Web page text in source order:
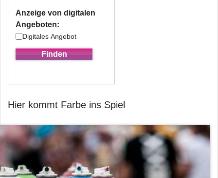
Anzeige von digitalen
Angeboten:
Digitales Angebot
Hier kommt Farbe ins Spiel